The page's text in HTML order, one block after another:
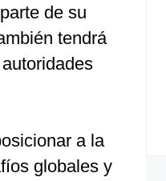
de su
tendrá
a la
globales y